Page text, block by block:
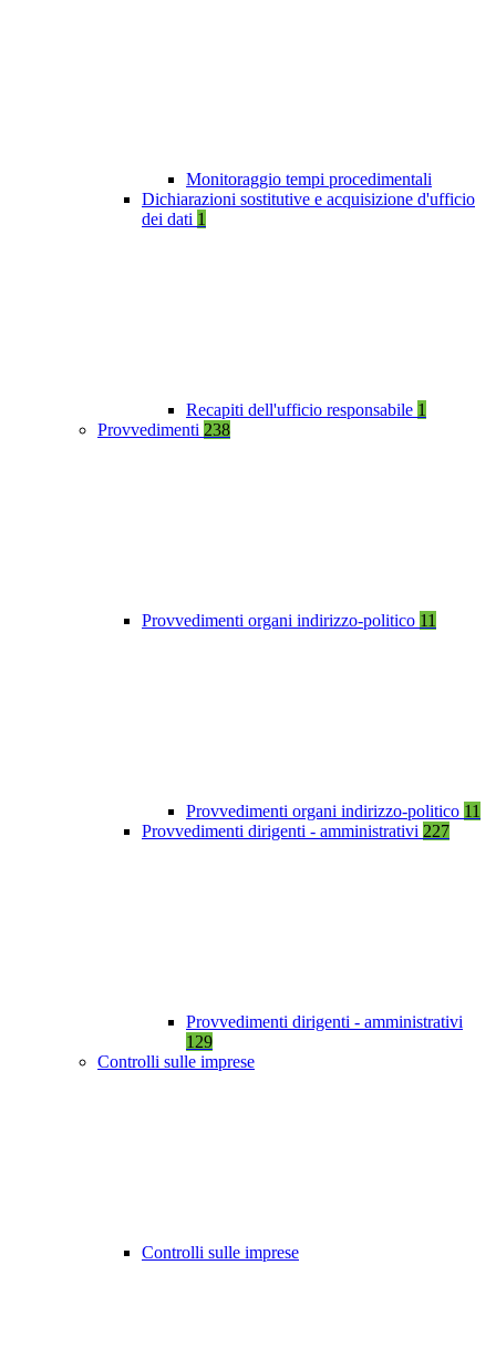
Monitoraggio tempi procedimentali
Dichiarazioni sostitutive e acquisizione d'ufficio
dei dati 1
Recapiti dell'ufficio responsabile 1
Provvedimenti 238
Provvedimenti organi indirizzo-politico 11
Provvedimenti organi indirizzo-politico 11
Provvedimenti dirigenti - amministrativi 227
Provvedimenti dirigenti - amministrativi
129
Controlli sulle imprese
Controlli sulle imprese